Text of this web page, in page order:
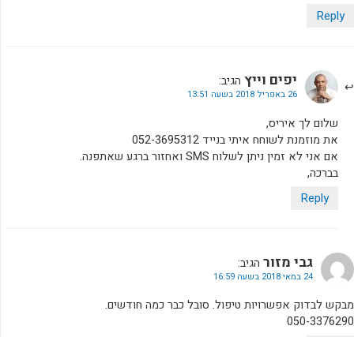
Reply
יפים וייץ הגיב:
26 באפריל 2018 בשעה 13:51
שלום לך איריס,
את מוזמנת לשוחח איתי בנייד 052-3695312
אם אני לא זמין ניתן לשלוח SMS ואחזור ברגע שאתפנה.
בברכה,
Reply
גבי מזור הגיב:
24 במאי 2018 בשעה 16:59
מבקש לבדוק אפשרויות טיפול. סובל כבר כמה חודשים.
050-3376290